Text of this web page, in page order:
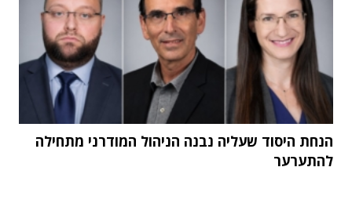
הנחת היסוד שעליה נבנה הניהול המודרני מתחילה
להתערער